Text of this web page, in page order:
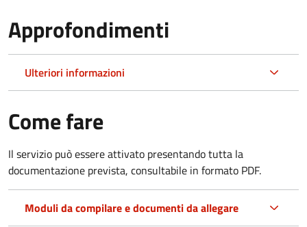
Approfondimenti
Ulteriori informazioni
Come fare
Il servizio può essere attivato presentando tutta la
documentazione prevista, consultabile in formato PDF.
Moduli da compilare e documenti da allegare